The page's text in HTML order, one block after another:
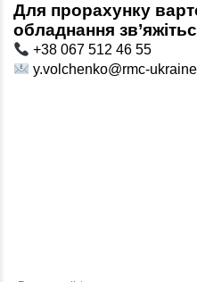
Для прорахунку
обладнання
+38 067 512 46 55
y.volchenko@rmc-